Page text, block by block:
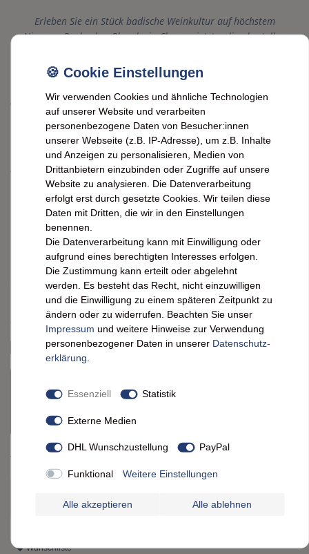
Erleben Sie ein Stück badische Weinkultur auf höchstem
Niveau – Durbacher Plauelrain Clevner, jetzt online bestellen
WG Durbach
Durbacher Plauelrain Clevner
(Traminer) Kabinett trocken -
Alkoholgehalt: 14 % vol
Entdecken Sie den einzigartigen Geschmack von
Durbacher Plauelrain Clevner (Traminer) Kabinett trocken!
Mit einem Alkoholgehalt von 14 % vol. - Jetzt bestellen und
den unvergleichlichen Genuss erleben!
8,90 EUR*
0,75 l
Grundpreis
sofort versandfertig. Lieferzeit ca. 2 Werktage
können wir den Artikel kurzfristig für Sie beschaffen.
Artikelnummer
IN DEN WARENKORB
Wunschliste
Wir verwenden Cookies und ähnliche Technologien
auf unserer Website und verarbeiten
personenbezogene Daten von Besucher:innen
unserer Webseite (z.B. IP-Adresse), um z.B. Inhalte
und Anzeigen zu personalisieren, Medien von
Drittanbietern einzubinden oder Zugriffe auf unsere
Website zu analysieren. Die Datenverarbeitung
erfolgt erst durch gesetzte Cookies. Wir teilen diese
Daten mit Dritten, die wir in den Einstellungen
benennen.
Die Datenverarbeitung kann mit Einwilligung oder
aufgrund eines berechtigten Interesses erfolgen.
Die Zustimmung kann erteilt oder abgelehnt
werden. Es besteht das Recht, nicht einzuwilligen
und die Einwilligung zu einem späteren Zeitpunkt zu
ändern oder zu widerrufen. Beachten Sie unser
Impressum und weitere Hinweise zur Verwendung
personenbezogener Daten in unserer Daten­schutz­
erklärung
Essenziell Statistik
Externe Medien
DHL Wunschzustellung PayPal
Funktional Weitere Einstellungen
Alle akzeptieren Alle ablehnen